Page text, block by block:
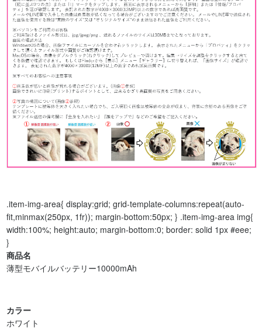
.item-img-area{ display:grid; grid-template-columns:repeat(auto-
fit,minmax(250px, 1fr)); margin-bottom:50px; } .item-img-area img{
width:100%; height:auto; margin-bottom:0; border: solid 1px #eee;
}
商品名
薄型モバイルバッテリー10000mAh
カラー
ホワイト